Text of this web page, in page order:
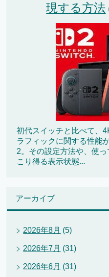
現する方法
初代スイッチと比べて、
ラフィックに関する性能
2。その設定方法や、使
こり得る表示状態...
アーカイブ
2026年8月 (5)
2026年7月 (31)
2026年6月 (31)